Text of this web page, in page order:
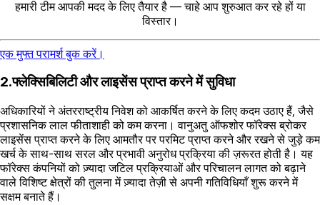
हमारी टीम आपकी मदद के लिए तैयार है — चाहे आप शुरुआत कर रहे हों या
विस्तार।
एक मुफ्त परामर्श बुक करें।
2.फ्लेक्सिबिलिटी और लाइसेंस प्राप्त करने में सुविधा
अधिकारियों ने अंतरराष्ट्रीय निवेश को आकर्षित करने के लिए कदम उठाए हैं, जैसे
प्रशासनिक लाल फीताशाही को कम करना। वानुअतु ऑफशोर फॉरेक्स ब्रोकर
लाइसेंस प्राप्त करने के लिए आमतौर पर परमिट प्राप्त करने और रखने से जुड़े कम
खर्च के साथ-साथ सरल और प्रभावी अनुरोध प्रक्रिया की ज़रूरत होती है। यह
फॉरेक्स कंपनियों को ज़्यादा जटिल प्रक्रियाओं और परिचालन लागत को बढ़ाने
वाले विशिष्ट क्षेत्रों की तुलना में ज़्यादा तेज़ी से अपनी गतिविधियाँ शुरू करने में
सक्षम बनाते हैं।